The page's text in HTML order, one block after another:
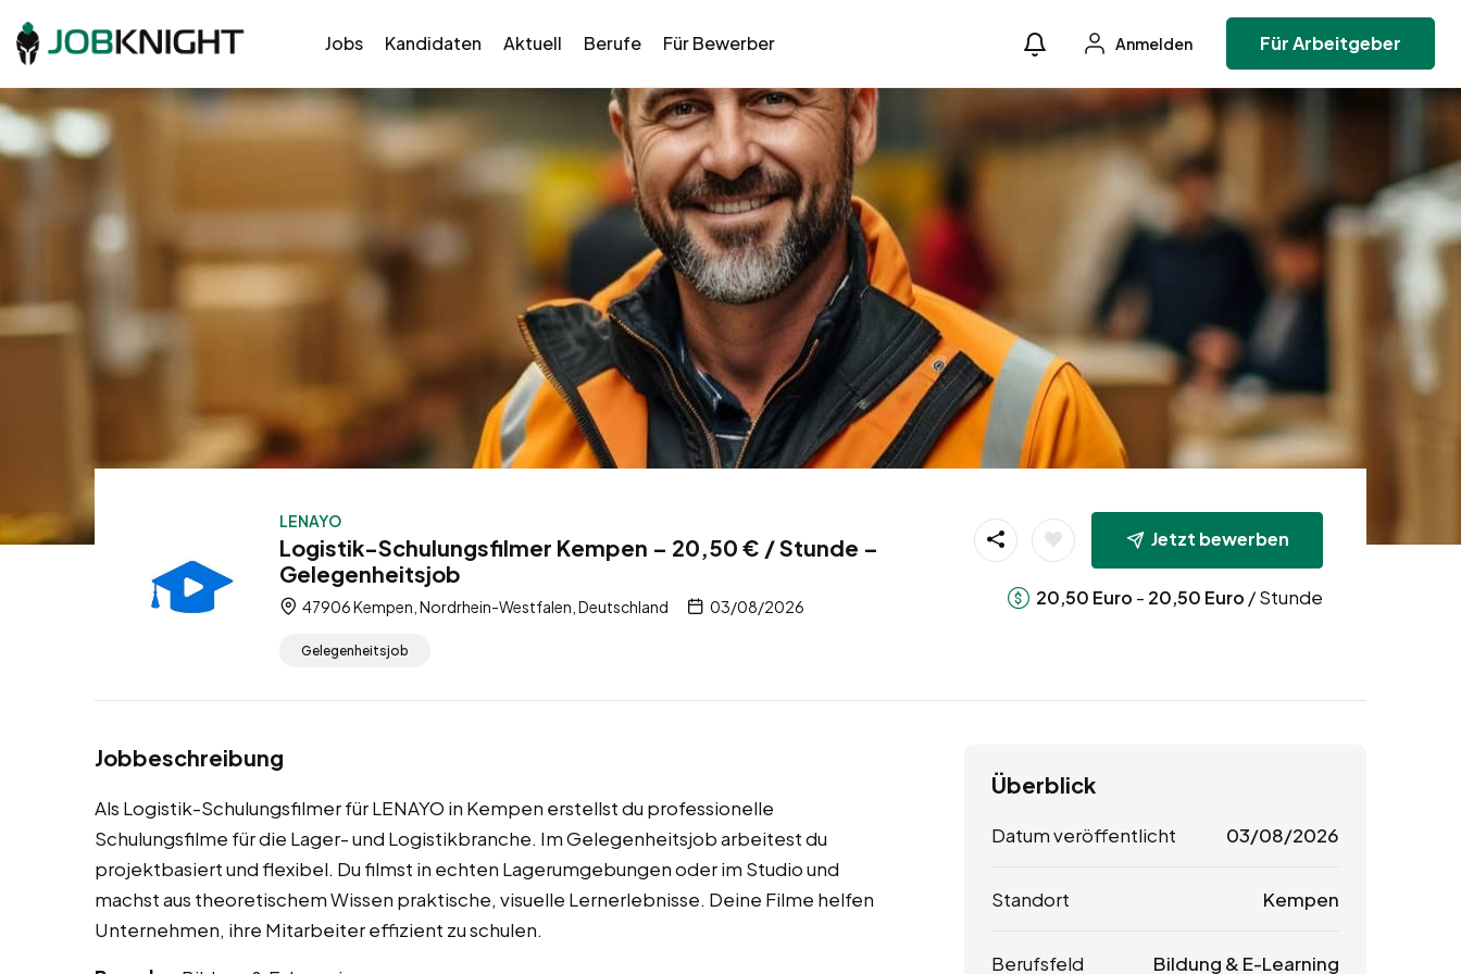
Jobs Kandidaten Aktuell Berufe Für Bewerber Anmelden Für Arbeitgeber
LENAYO
Logistik-Schulungsfilmer Kempen – 20,50 € / Stunde –
Gelegenheitsjob
47906 Kempen, Nordrhein-Westfalen, Deutschland 03/08/2026
Gelegenheitsjob
Jetzt bewerben
20,50 Euro - 20,50 Euro / Stunde
Jobbeschreibung
Als Logistik-Schulungsfilmer für LENAYO in Kempen erstellst du professionelle
Schulungsfilme für die Lager- und Logistikbranche. Im Gelegenheitsjob arbeitest du
projektbasiert und flexibel. Du filmst in echten Lagerumgebungen oder im Studio und
machst aus theoretischem Wissen praktische, visuelle Lernerlebnisse. Deine Filme helfen
Unternehmen, ihre Mitarbeiter effizient zu schulen.
Überblick
Datum veröffentlicht 03/08/2026
Standort Kempen
Berufsfeld Bildung & E-Learning